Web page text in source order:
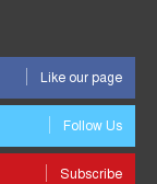
Like our page
Follow Us
Subscribe